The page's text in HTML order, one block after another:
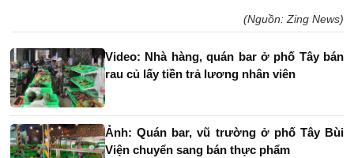
(Nguồn: Zing News)
Video: Nhà hàng, quán bar ở phố Tây bán
rau củ lấy tiền trả lương nhân viên
Ảnh: Quán bar, vũ trường ở phố Tây Bùi
Viện chuyển sang bán thực phẩm